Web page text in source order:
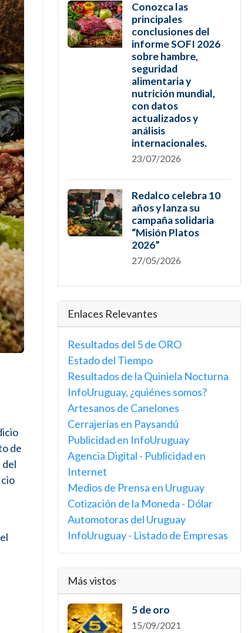
de
del
Conozca las
principales
conclusiones del
informe SOFI 2026
sobre hambre,
seguridad
alimentaria y
nutrición mundial,
con datos
actualizados y
análisis
internacionales.
23/07/2026
Redalco celebra 10
años y lanza su
campaña solidaria
“Misión Platos
2026”
27/05/2026
Enlaces Relevantes
Resultados del 5 de ORO
Estado del Tiempo
Resultados de la Quiniela Nocturna
InfoUruguay, ¿quiénes somos?
Artesanos de Canelones
Cerrajerías en Paysandú
Publicidad en InfoUruguay
Agencia Digital - Publicidad en
Internet
Medios de Prensa en Uruguay
Cotización de la Moneda - Dólar
Automotoras del Uruguay
InfoUruguay - Listado de Empresas
Más vistos
5 de oro
15/09/2021